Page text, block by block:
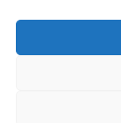
Copyright © 2026
Camargue |
MONTPELLIER